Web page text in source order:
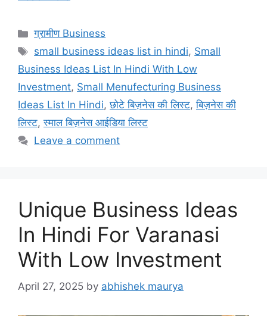
Categories
ग्रामीण Business
Tags
small business ideas list in hindi, Small
Business Ideas List In Hindi With Low
Investment, Small Menufecturing Business
Ideas List In Hindi,छोटे बिज़नेस की लिस्ट,बिज़नेस की
लिस्ट,स्माल बिज़नेस आईडिया लिस्ट
Leave a comment
Unique Business Ideas
In Hindi For Varanasi
With Low Investment
April 27, 2025 by abhishek maurya